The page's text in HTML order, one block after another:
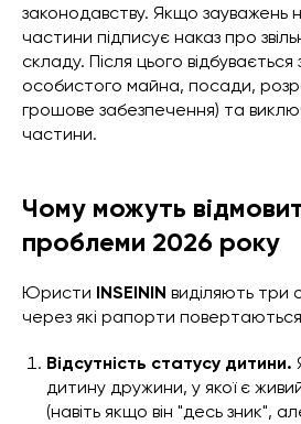
законодавству. Якщо
частини підписує наказ про
складу. Після цього відбувається
особистого майна, посади,
грошове забезпечення) та
частини.
Чому можуть
проблеми 2026 року
Юристи INSEININ виділяють три
через які рапорти повертаються
Відсутність статусу дитини.
дитину дружини, у якої є
(навіть якщо він "десь зник",